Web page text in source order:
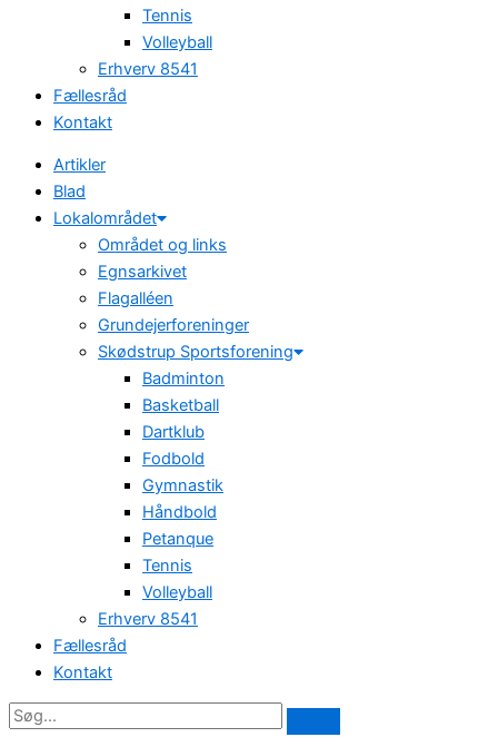
Tennis
Volleyball
Erhverv 8541
Fællesråd
Kontakt
Artikler
Blad
Lokalområdet
Området og links
Egnsarkivet
Flagalléen
Grundejerforeninger
Skødstrup Sportsforening
Badminton
Basketball
Dartklub
Fodbold
Gymnastik
Håndbold
Petanque
Tennis
Volleyball
Erhverv 8541
Fællesråd
Kontakt